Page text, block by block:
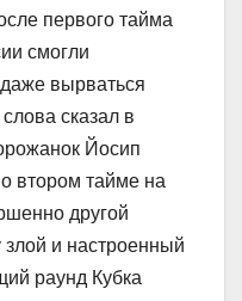
первого тайма
смогли
вырваться
сказал в
Йосип
втором тайме на
другой
и настроенный
раунд Кубка